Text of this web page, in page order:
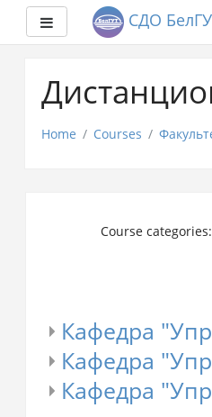
content
Side panel СДО
Home Courses
Course categories:
Кафедра
Кафедра
Кафедра